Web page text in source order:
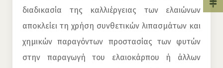
διαδικασία της καλλιέργειας των ελαιώνων
αποκλείει τη χρήση συνθετικών λιπασμάτων και
χημικών παραγόντων προστασίας των φυτών
στην παραγωγή του ελαιοκάρπου ή άλλων